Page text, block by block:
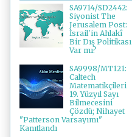
SA9714/SD2442:
Siyonist The
Jerusalem Post:
İsrail'in Ahlakî
Bir Dış Politikası
Var mı?
SA9998/MT121:
Caltech
Matematikçileri
19. Yüzyıl Sayı
Bilmecesini
Çözdü; Nihayet
"Patterson Varsayımı"
Kanıtlandı